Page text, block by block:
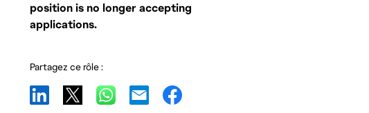
position is no longer accepting
applications.
Partagez ce rôle :